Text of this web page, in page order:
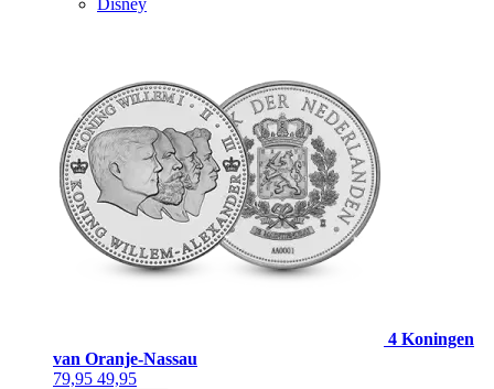
4 Koningen
van Oranje-Nassau
79,95 49,95